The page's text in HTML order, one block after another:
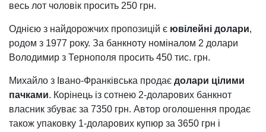
весь лот чоловік просить 250 грн.
Однією з найдорожчих пропозицій є ювілейні долари,
родом з 1977 року. За банкноту номіналом 2 долари
Володимир з Тернополя просить 450 тис. грн.
Михайло з Івано-Франківська продає долари цілими
пачками. Корінець із сотнею 2-доларових банкнот
власник збуває за 7350 грн. Автор оголошення продає
також упаковку 1-доларових купюр за 3650 грн і